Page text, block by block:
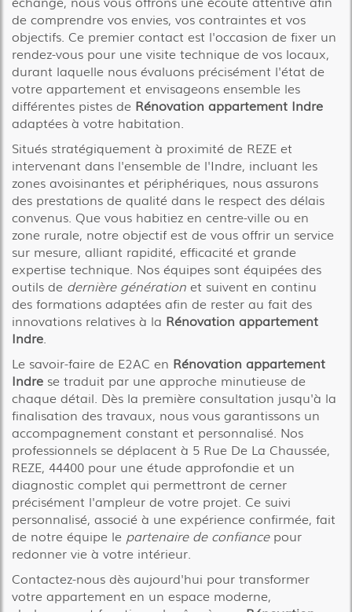
de comprendre vos envies, vos contraintes et vos
objectifs. Ce premier contact est l'occasion de fixer un
rendez-vous pour une visite technique de vos locaux,
durant laquelle nous évaluons précisément l'état de
votre appartement et envisageons ensemble les
différentes pistes de Rénovation appartement Indre
adaptées à votre habitation.
Situés stratégiquement à proximité de REZE et
intervenant dans l'ensemble de l'Indre, incluant les
zones avoisinantes et périphériques, nous assurons
des prestations de qualité dans le respect des délais
convenus. Que vous habitiez en centre-ville ou en
zone rurale, notre objectif est de vous offrir un service
sur mesure, alliant rapidité, efficacité et grande
expertise technique. Nos équipes sont équipées des
outils de dernière génération et suivent en continu
des formations adaptées afin de rester au fait des
innovations relatives à la Rénovation appartement
Indre.
Le savoir-faire de E2AC en Rénovation appartement
Indre se traduit par une approche minutieuse de
chaque détail. Dès la première consultation jusqu'à la
finalisation des travaux, nous vous garantissons un
accompagnement constant et personnalisé. Nos
professionnels se déplacent à 5 Rue De La Chaussée,
REZE, 44400 pour une étude approfondie et un
diagnostic complet qui permettront de cerner
précisément l'ampleur de votre projet. Ce suivi
personnalisé, associé à une expérience confirmée, fait
de notre équipe le partenaire de confiancepour
redonner vie à votre intérieur.
Contactez-nous dès aujourd'hui pour transformer
votre appartement en un espace moderne,